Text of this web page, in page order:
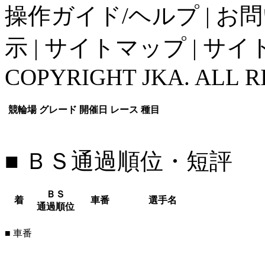
操作ガイド/ヘルプ | お
示 | サイトマップ | サイ
COPYRIGHT JKA. ALL
競輪場 グレード 開催日 レース 種目
■ ＢＳ通過順位・短評
着
ＢＳ
通過順位
車番 選手名
■ 車番